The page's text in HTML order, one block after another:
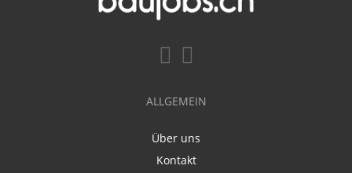
ALLGEMEIN
Über uns
Kontakt